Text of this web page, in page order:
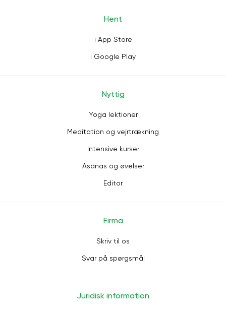
Hent
i App Store
i Google Play
Nyttig
Yoga lektioner
Meditation og vejrtrækning
Intensive kurser
Asanas og øvelser
Editor
Firma
Skriv til os
Svar på spørgsmål
Juridisk information